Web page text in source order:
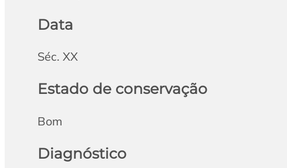
Data
Séc. XX
Estado de conservação
Bom
Diagnóstico